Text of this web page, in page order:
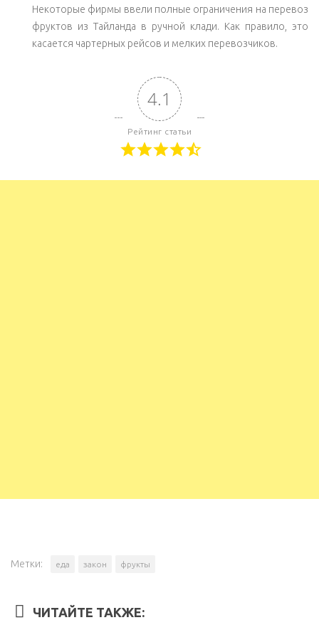
Некоторые фирмы ввели полные ограничения на перевоз
фруктов из Тайланда в ручной клади. Как правило, это
касается чартерных рейсов и мелких перевозчиков.
4.1
Рейтинг статьи
Метки: еда закон фрукты
ЧИТАЙТЕ ТАКЖЕ: